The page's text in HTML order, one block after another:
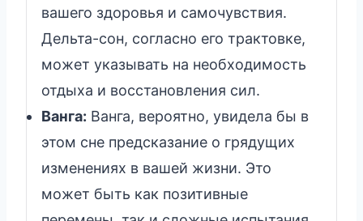
вашего здоровья и самочувствия.
Дельта-сон, согласно его трактовке,
может указывать на необходимость
отдыха и восстановления сил.
Ванга: Ванга, вероятно, увидела бы в
этом сне предсказание о грядущих
изменениях в вашей жизни. Это
может быть как позитивные